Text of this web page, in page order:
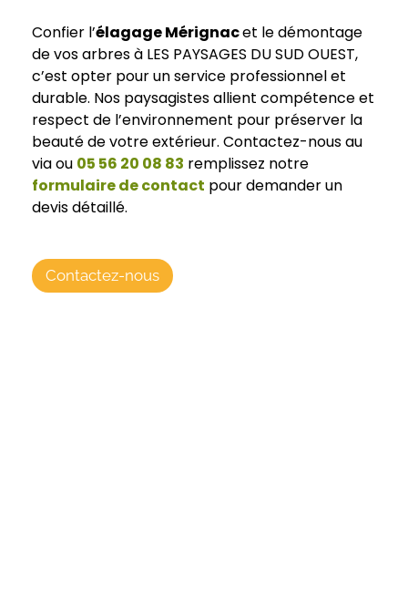
Confier l’élagage Mérignacet le démontage
de vos arbres à LES PAYSAGES DU SUD OUEST,
c’est opter pour un service professionnel et
durable. Nos paysagistes allient compétence et
respect de l’environnement pour préserver la
beauté de votre extérieur. Contactez-nous au
via ou 05 56 20 08 83 remplissez notre
formulaire de contact pour demander un
devis détaillé.
Contactez-nous